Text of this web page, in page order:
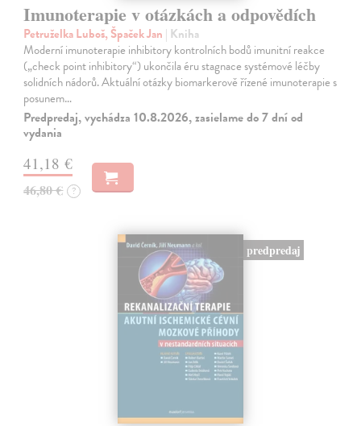
Imunoterapie v otázkách a odpovědích
Petruželka Luboš, Špaček Jan | Kniha
Moderní imunoterapie inhibitory kontrolních bodů imunitní reakce
(„check point inhibitory“) ukončila éru stagnace systémové léčby
solidních nádorů. Aktuální otázky biomarkerově řízené imunoterapie s
posunem…
Predpredaj, vychádza 10.8.2026, zasielame do 7 dní od
vydania
41,18 €
46,80 € ?
predpredaj